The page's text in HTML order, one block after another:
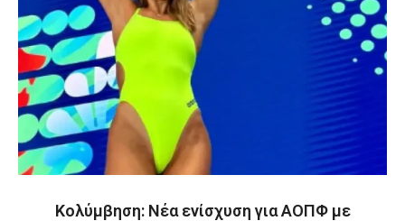
Κολύμβηση: Νέα ενίσχυση για ΑΟΠΦ με